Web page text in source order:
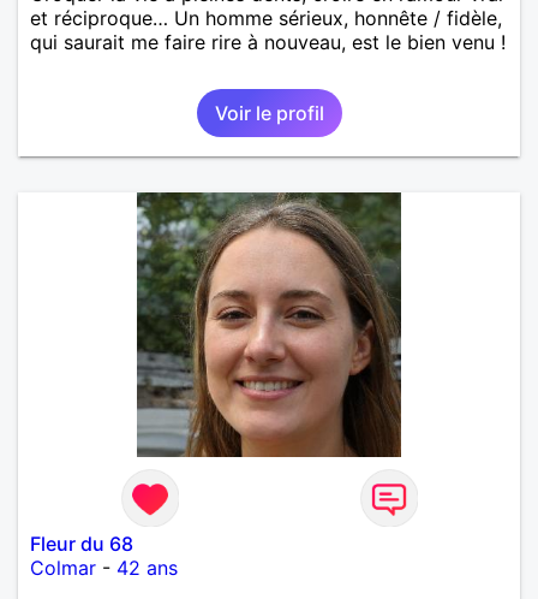
et réciproque… Un homme sérieux, honnête / fidèle,
qui saurait me faire rire à nouveau, est le bien venu !
Voir le profil
Fleur du 68
Colmar - 42 ans